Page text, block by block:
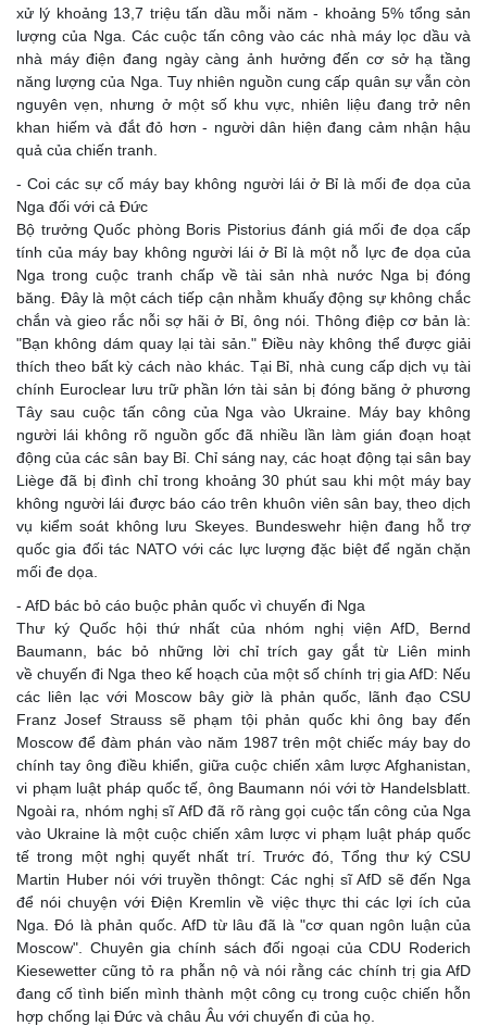
xử lý khoảng 13,7 triệu tấn dầu mỗi năm - khoảng 5% tổng sản
lượng của Nga. Các cuộc tấn công vào các nhà máy lọc dầu và
nhà máy điện đang ngày càng ảnh hưởng đến cơ sở hạ tầng
năng lượng của Nga. Tuy nhiên nguồn cung cấp quân sự vẫn còn
nguyên vẹn, nhưng ở một số khu vực, nhiên liệu đang trở nên
khan hiếm và đắt đỏ hơn - người dân hiện đang cảm nhận hậu
quả của chiến tranh.
- Coi các sự cố máy bay không người lái ở Bỉ là mối đe dọa của
Nga đối với cả Đức
Bộ trưởng Quốc phòng Boris Pistorius đánh giá mối đe dọa cấp
tính của máy bay không người lái ở Bỉ là một nỗ lực đe dọa của
Nga trong cuộc tranh chấp về tài sản nhà nước Nga bị đóng
băng. Đây là một cách tiếp cận nhằm khuấy động sự không chắc
chắn và gieo rắc nỗi sợ hãi ở Bỉ, ông nói. Thông điệp cơ bản là:
"Bạn không dám quay lại tài sản." Điều này không thể được giải
thích theo bất kỳ cách nào khác. Tại Bỉ, nhà cung cấp dịch vụ tài
chính Euroclear lưu trữ phần lớn tài sản bị đóng băng ở phương
Tây sau cuộc tấn công của Nga vào Ukraine. Máy bay không
người lái không rõ nguồn gốc đã nhiều lần làm gián đoạn hoạt
động của các sân bay Bỉ. Chỉ sáng nay, các hoạt động tại sân bay
Liège đã bị đình chỉ trong khoảng 30 phút sau khi một máy bay
không người lái được báo cáo trên khuôn viên sân bay, theo dịch
vụ kiểm soát không lưu Skeyes. Bundeswehr hiện đang hỗ trợ
quốc gia đối tác NATO với các lực lượng đặc biệt để ngăn chặn
mối đe dọa.
- AfD bác bỏ cáo buộc phản quốc vì chuyến đi Nga
Thư ký Quốc hội thứ nhất của nhóm nghị viện AfD, Bernd
Baumann, bác bỏ những lời chỉ trích gay gắt từ Liên minh
về chuyến đi Nga theo kế hoạch của một số chính trị gia AfD: Nếu
các liên lạc với Moscow bây giờ là phản quốc, lãnh đạo CSU
Franz Josef Strauss sẽ phạm tội phản quốc khi ông bay đến
Moscow để đàm phán vào năm 1987 trên một chiếc máy bay do
chính tay ông điều khiển, giữa cuộc chiến xâm lược Afghanistan,
vi phạm luật pháp quốc tế, ông Baumann nói với tờ Handelsblatt.
Ngoài ra, nhóm nghị sĩ AfD đã rõ ràng gọi cuộc tấn công của Nga
vào Ukraine là một cuộc chiến xâm lược vi phạm luật pháp quốc
tế trong một nghị quyết nhất trí. Trước đó, Tổng thư ký CSU
Martin Huber nói với truyền thôngt: Các nghị sĩ AfD sẽ đến Nga
để nói chuyện với Điện Kremlin về việc thực thi các lợi ích của
Nga. Đó là phản quốc. AfD từ lâu đã là "cơ quan ngôn luận của
Moscow". Chuyên gia chính sách đối ngoại của CDU Roderich
Kiesewetter cũng tỏ ra phẫn nộ và nói rằng các chính trị gia AfD
đang cố tình biến mình thành một công cụ trong cuộc chiến hỗn
hợp chống lại Đức và châu Âu với chuyến đi của họ.